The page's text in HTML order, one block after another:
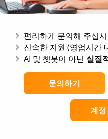
편리하게 문의해 주십
신속한 지원 (영업시간
AI 및 챗봇이 아닌 실질
문의하기
계정